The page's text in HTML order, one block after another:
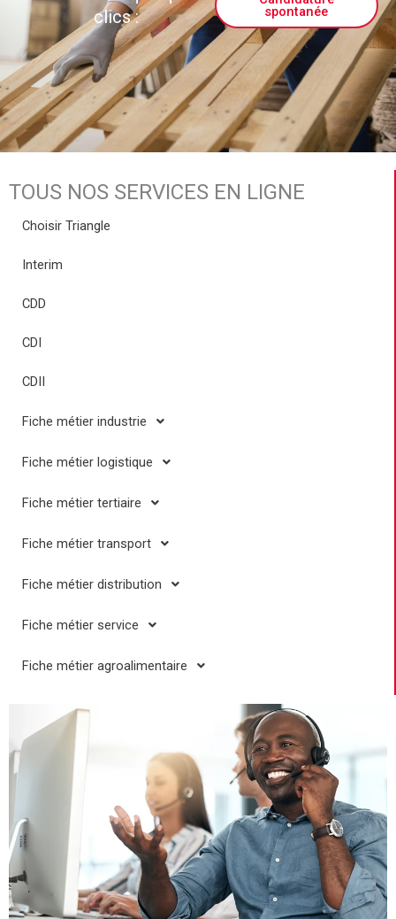
clics :
spontanée
TOUS NOS SERVICES EN LIGNE
Choisir Triangle
Interim
CDD
CDI
CDII
Fiche métier industrie
Fiche métier logistique
Fiche métier tertiaire
Fiche métier transport
Fiche métier distribution
Fiche métier service
Fiche métier agroalimentaire